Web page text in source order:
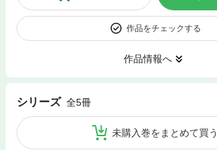
作品をチェックする
作品情報へ
シリーズ 全5冊
未購入巻をまとめて買う